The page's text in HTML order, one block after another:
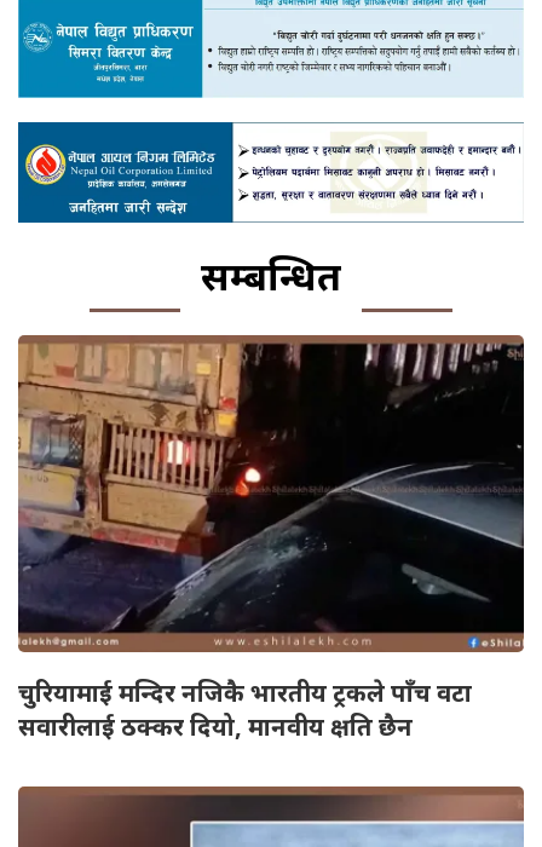
सम्बन्धित
चुरियामाई मन्दिर नजिकै भारतीय ट्रकले पाँच वटा
सवारीलाई ठक्कर दियो, मानवीय क्षति छैन